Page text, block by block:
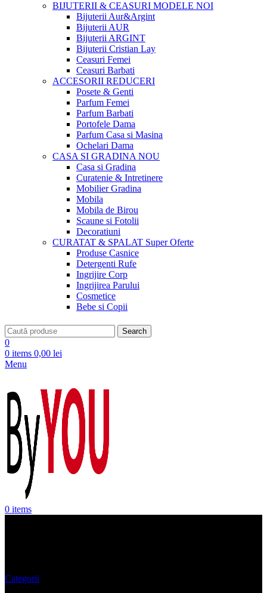
BIJUTERII & CEASURI MODELE NOI
Bijuterii Aur&Argint
Bijuterii AUR
Bijuterii ARGINT
Bijuterii Cristian Lay
Ceasuri Femei
Ceasuri Barbati
ACCESORII REDUCERI
Posete & Genti
Parfum Femei
Parfum Barbati
Portofele Dama
Parfum Casa si Masina
Ochelari Dama
CASA SI GRADINANOU
Casa si Gradina
Curatenie & Intretinere
Mobilier Gradina
Mobila
Mobila de Birou
Scaune si Fotolii
Decoratiuni
CURATAT & SPALAT Super Oferte
Produse Casnice
Detergenti Rufe
Ingrijire Corp
Ingrijirea Parului
Cosmetice
Bebe si Copii
Search
0
0 items 0,00 lei
Menu
0 items
Categorii